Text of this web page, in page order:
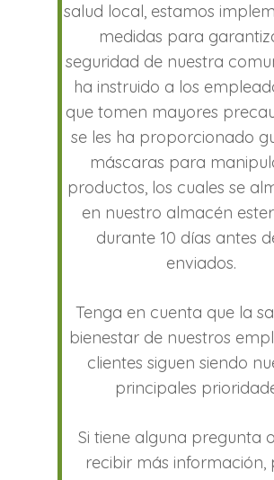
salud local, estamos
medidas para
seguridad de nuestra
ha instruido a los
que tomen mayores
se les ha proporcionado
máscaras para
productos, los cuales se
en nuestro almacén
durante 10 días antes
enviados.
Tenga en cuenta que la
bienestar de nuestros
clientes siguen siendo
principales
Si tiene alguna pregunta
recibir más información,